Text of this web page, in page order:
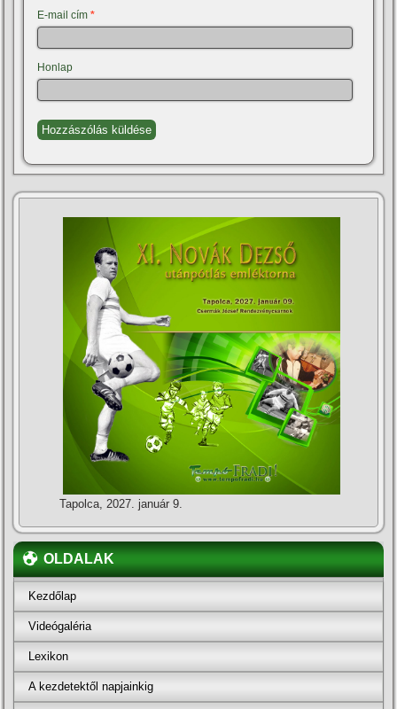
E-mail cím*
Honlap
Tapolca, 2027. január 9.
OLDALAK
Kezdőlap
Videógaléria
Lexikon
A kezdetektől napjainkig